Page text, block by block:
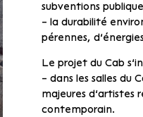
subventions
– la durabilité
pérennes,
Le projet du Cab
– dans les salles du
majeures d’artistes
contemporain.